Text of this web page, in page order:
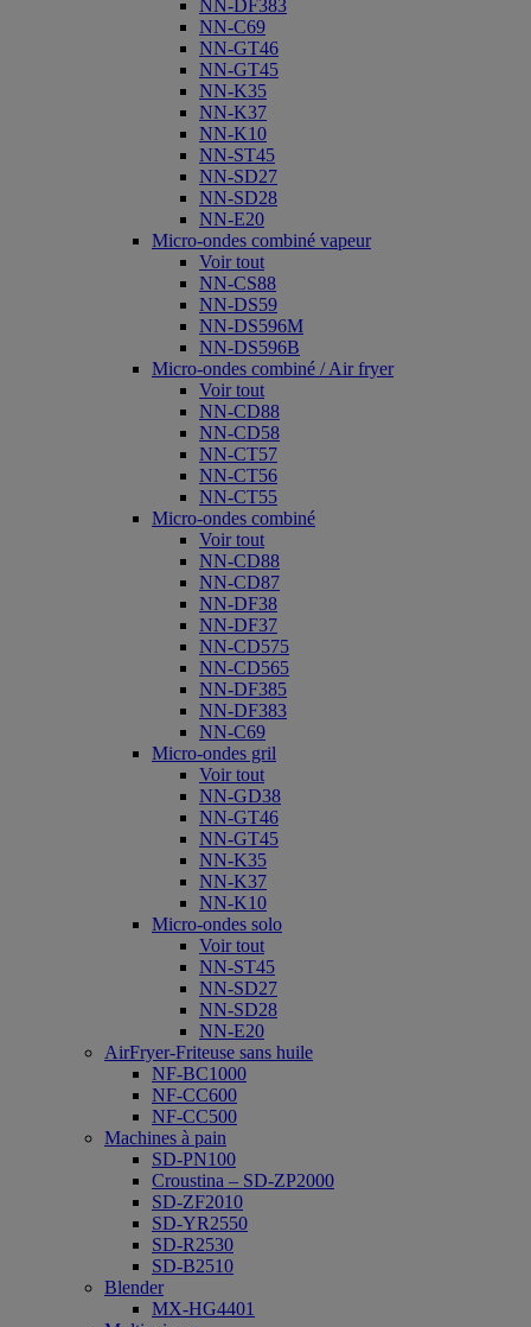
NN-DF383
NN-C69
NN-GT46
NN-GT45
NN-K35
NN-K37
NN-K10
NN-ST45
NN-SD27
NN-SD28
NN-E20
Micro-ondes combiné vapeur
Voir tout
NN-CS88
NN-DS59
NN-DS596M
NN-DS596B
Micro-ondes combiné / Air fryer
Voir tout
NN-CD88
NN-CD58
NN-CT57
NN-CT56
NN-CT55
Micro-ondes combiné
Voir tout
NN-CD88
NN-CD87
NN-DF38
NN-DF37
NN-CD575
NN-CD565
NN-DF385
NN-DF383
NN-C69
Micro-ondes gril
Voir tout
NN-GD38
NN-GT46
NN-GT45
NN-K35
NN-K37
NN-K10
Micro-ondes solo
Voir tout
NN-ST45
NN-SD27
NN-SD28
NN-E20
AirFryer-Friteuse sans huile
NF-BC1000
NF-CC600
NF-CC500
Machines à pain
SD-PN100
Croustina – SD-ZP2000
SD-ZF2010
SD-YR2550
SD-R2530
SD-B2510
Blender
MX-HG4401